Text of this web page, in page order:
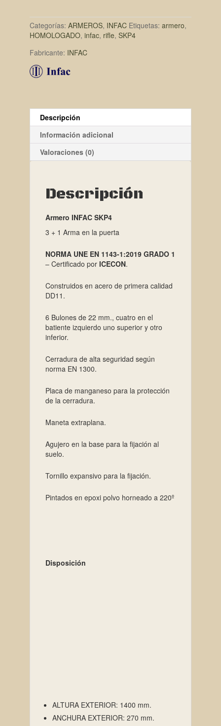
Categorías: ARMEROS, INFAC Etiquetas: armero,
HOMOLOGADO, infac, rifle, SKP4
Fabricante: INFAC
Descripción
Información adicional
Valoraciones (0)
Descripción
Armero INFAC SKP4
3 + 1 Arma en la puerta
NORMA UNE EN 1143-1:2019 GRADO 1
– Certificado por ICECON.
Construidos en acero de primera calidad
DD11.
6 Bulones de 22 mm., cuatro en el
batiente izquierdo uno superior y otro
inferior.
Cerradura de alta seguridad según
norma EN 1300.
Placa de manganeso para la protección
de la cerradura.
Maneta extraplana.
Agujero en la base para la fijación al
suelo.
Tornillo expansivo para la fijación.
Pintados en epoxi polvo horneado a 220º
Disposición
ALTURA EXTERIOR: 1400 mm.
ANCHURA EXTERIOR: 270 mm.